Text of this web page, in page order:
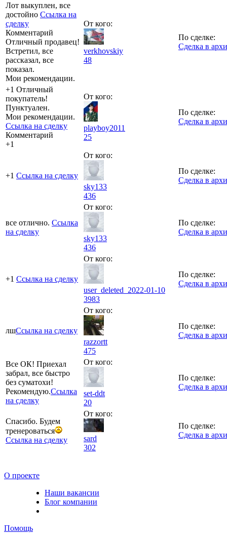
Лот выкуплен, все
достойно Ссылка на
сделку
Комментарий
Отличный продавец!
Встретил, все
рассказал, все
показал.
Мои рекомендации.
От кого:
verkhovskiy
48
По сделке:
Сделка в
+1 Отличный
покупатель!
Пунктуален.
Мои рекомендации.
Ссылка на сделку
Комментарий
+1
От кого:
playboy2011
25
По сделке:
Сделка в
+1 Ссылка на сделку
От кого:
sky133
436
По сделке:
Сделка в
все отлично. Ссылка
на сделку
От кого:
sky133
436
По сделке:
Сделка в
+1 Ссылка на сделку
От кого:
user_deleted_2022-01-10
3983
По сделке:
Сделка в
лшСсылка на сделку
От кого:
razzortt
475
По сделке:
Сделка в
Все ОК! Приехал
забрал, все быстро
без суматохи!
Рекомендую.Ссылка
на сделку
От кого:
set-ddt
20
По сделке:
Сделка в
Спасибо. Будем
тренероваться
Ссылка на сделку
От кого:
sard
302
По сделке:
Сделка в
О проекте
Наши вакансии
Блог компании
Помощь